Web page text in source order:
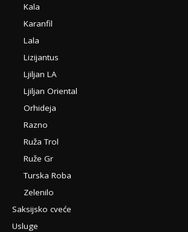
Kala
Karanfil
Lala
Lizijantus
Ljiljan LA
Ljiljan Oriental
Orhideja
Razno
Ruža Trol
Ruže Gr
Turska Roba
Zelenilo
Saksijsko cveće
Usluge